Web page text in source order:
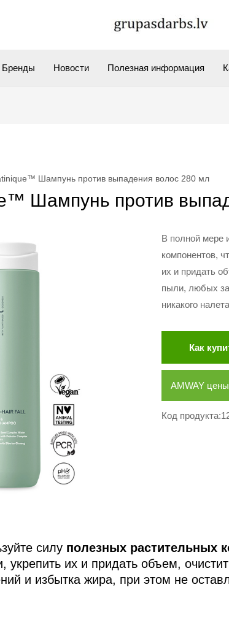
Бренды Новости Полезная информация
Шампунь против выпадения волос 280 мл
Шампунь против
В полной мере
компонентов,
их и придать
пыли, любых
никакого
Как
AMWAY цены
Код
силу полезных растительных
укрепить их и придать объем,
и избытка жира, при этом не